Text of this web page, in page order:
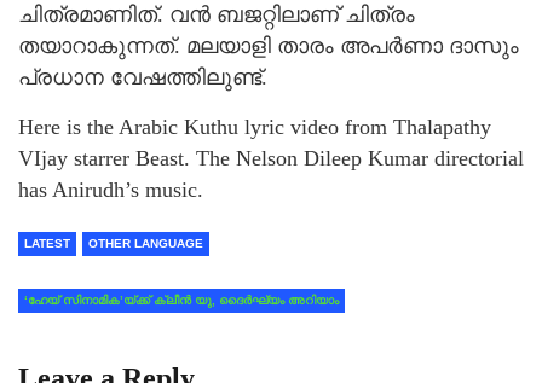
ചിത്രമാണിത്. വന്‍ ബജറ്റിലാണ് ചിത്രം
തയാറാകുന്നത്. മലയാളി താരം അപര്‍ണാ ദാസും
പ്രധാന വേഷത്തിലുണ്ട്.
Here is the Arabic Kuthu lyric video from Thalapathy
VIjay starrer Beast. The Nelson Dileep Kumar directorial
has Anirudh’s music.
LATEST OTHER LANGUAGE
‘ഹേയ് സിനാമിക’യ്ക്ക് ക്ലീന്‍ യു, ദൈര്‍ഘ്യം അറിയാം